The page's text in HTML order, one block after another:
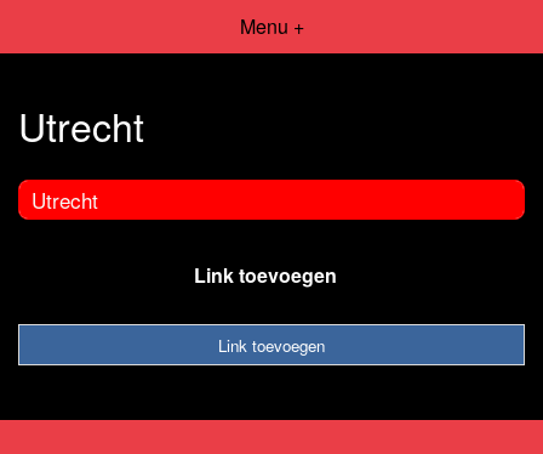
Menu +
Utrecht
Utrecht
Link toevoegen
Link toevoegen